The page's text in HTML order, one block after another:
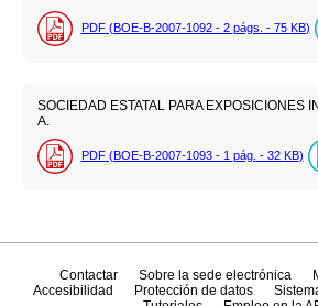
PDF (BOE-B-2007-1092 - 2 págs. - 75 KB)
SOCIEDAD ESTATAL PARA EXPOSICIONES
A.
PDF (BOE-B-2007-1093 - 1 pág. - 32 KB)
Contactar Sobre la sede electrónica
Accesibilidad
Protección de datos